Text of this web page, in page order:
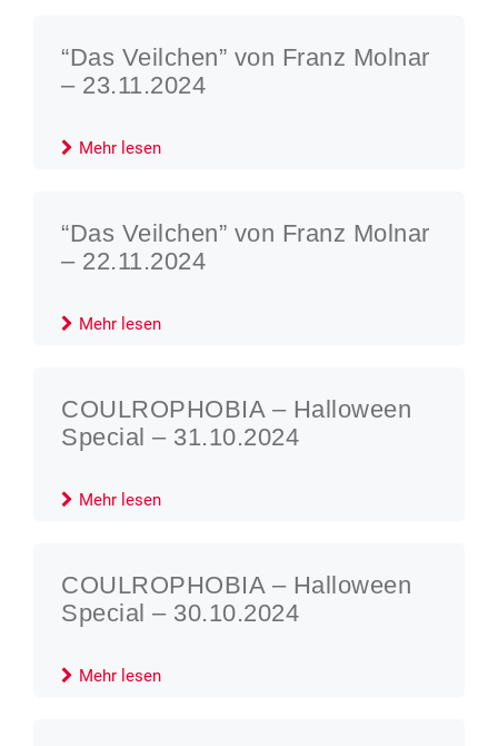
“Das Veilchen” von Franz Molnar
– 23.11.2024
Mehr lesen
“Das Veilchen” von Franz Molnar
– 22.11.2024
Mehr lesen
COULROPHOBIA – Halloween
Special – 31.10.2024
Mehr lesen
COULROPHOBIA – Halloween
Special – 30.10.2024
Mehr lesen